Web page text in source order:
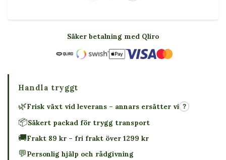
Säker betalning med Qliro
Handla tryggt
🌿Frisk växt vid leverans – annars ersätter vi ?
📦Säkert packad för trygg transport
🚚Frakt 89 kr – fri frakt över 1299 kr
💬Personlig hjälp och rådgivning